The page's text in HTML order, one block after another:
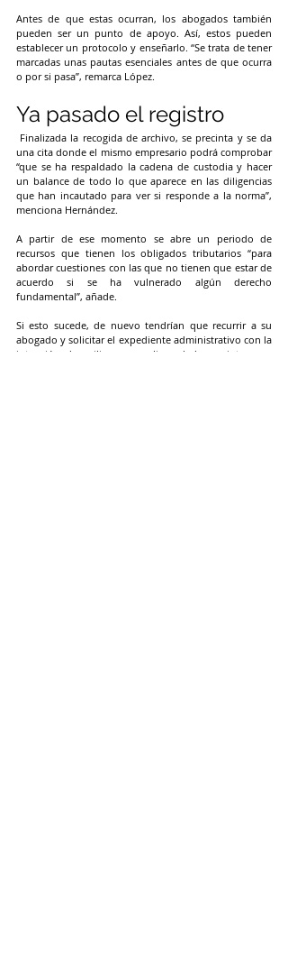
Antes de que estas ocurran, los abogados también
pueden ser un punto de apoyo. Así, estos pueden
establecer un protocolo y enseñarlo. “Se trata de tener
marcadas unas pautas esenciales antes de que ocurra
o por si pasa”, remarca López.
Ya pasado el registro
Finalizada la recogida de archivo, se precinta y se da
una cita donde el mismo empresario podrá comprobar
“que se ha respaldado la cadena de custodia y hacer
un balance de todo lo que aparece en las diligencias
que han incautado para ver si responde a la norma”,
menciona Hernández.
A partir de ese momento se abre un periodo de
recursos que tienen los obligados tributarios “para
abordar cuestiones con las que no tienen que estar de
acuerdo si se ha vulnerado algún derecho
fundamental”, añade.
Si esto sucede, de nuevo tendrían que recurrir a su
abogado y solicitar el expediente administrativo con la
intención de agilizar o paralizar el desprecinto para